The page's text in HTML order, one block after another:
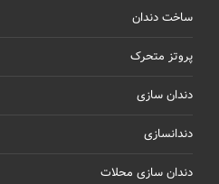
ساخت دندان
پروتز متحرک
دندان سازی
دندانسازی
دندان سازی محلات